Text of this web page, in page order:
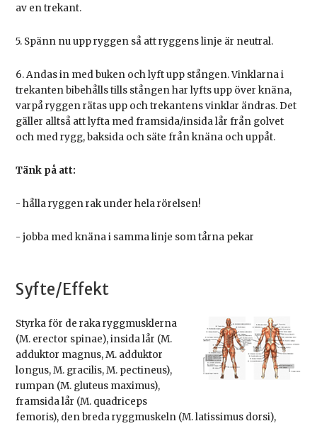
av en trekant.
5. Spänn nu upp ryggen så att ryggens linje är neutral.
6. Andas in med buken och lyft upp stången. Vinklarna i
trekanten bibehålls tills stången har lyfts upp över knäna,
varpå ryggen rätas upp och trekantens vinklar ändras. Det
gäller alltså att lyfta med framsida/insida lår från golvet
och med rygg, baksida och säte från knäna och uppåt.
Tänk på att:
- hålla ryggen rak under hela rörelsen!
- jobba med knäna i samma linje som tårna pekar
Syfte/Effekt
Styrka för de raka ryggmusklerna
(M. erector spinae), insida lår (M.
adduktor magnus, M. adduktor
longus, M. gracilis, M. pectineus),
rumpan (M. gluteus maximus),
framsida lår (M. quadriceps
femoris), den breda ryggmuskeln (M. latissimus dorsi),